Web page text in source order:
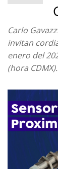
Carlo
invitan
enero del
(hora